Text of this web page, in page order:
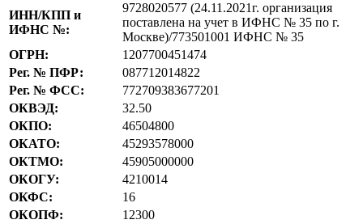
ИНН/КПП и
ИФНС №:
9728020577 (24.11.2021г. организация
поставлена на учет в ИФНС № 35 по г.
Москве)/773501001 ИФНС № 35
ОГРН:
1207700451474
Рег. № ПФР:
087712014822
Рег. № ФСС:
772709383677201
ОКВЭД:
32.50
ОКПО:
46504800
ОКАТО:
45293578000
ОКТМО:
45905000000
ОКОГУ:
4210014
ОКФС:
16
ОКОПФ:
12300